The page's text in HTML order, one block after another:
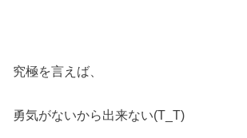
究極を言えば、
勇気がないから出来ない(T_T)